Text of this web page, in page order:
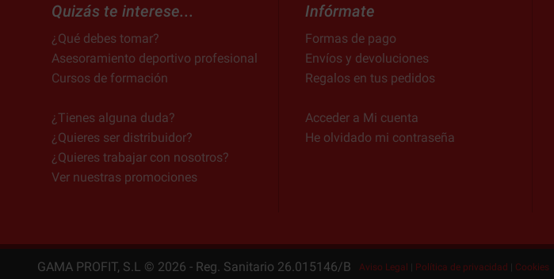
Quizás te interese...
¿Qué debes tomar?
Asesoramiento deportivo profesional
Cursos de formación
¿Tienes alguna duda?
¿Quieres ser distribuidor?
¿Quieres trabajar con nosotros?
Ver nuestras promociones
Infórmate
Formas de pago
Envíos y devoluciones
Regalos en tus pedidos
Acceder a Mi cuenta
He olvidado mi contraseña
GAMA PROFIT, S.L © 2026 - Reg. Sanitario 26.015146/B Aviso Legal Política de privacidad Cookies